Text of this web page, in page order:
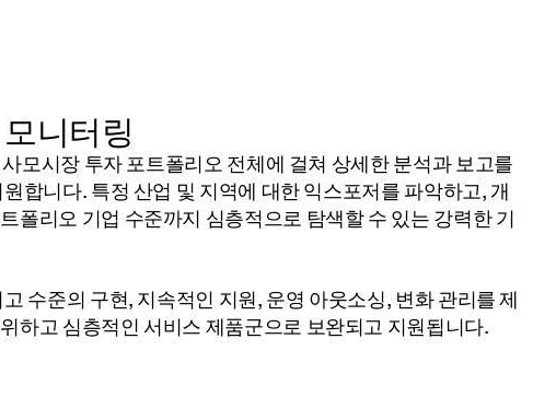
니터링
모시장 투자 포트폴리오 전체에 걸쳐 상세한 분석과 보고를
합니다. 특정 산업 및 지역에 대한 익스포저를 파악하고, 개
폴리오 기업 수준까지 심층적으로 탐색할 수 있는 강력한 기
수준의 구현, 지속적인 지원, 운영 아웃소싱, 변화 관리를 제
하고 심층적인 서비스 제품군으로 보완되고 지원됩니다.